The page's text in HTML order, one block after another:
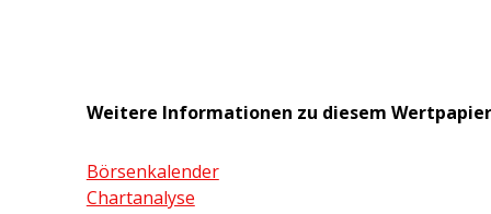
Weitere Informationen zu diesem Wertpapier
Börsenkalender
Chartanalyse